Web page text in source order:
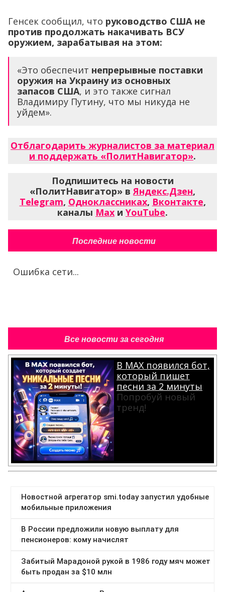
Генсек сообщил, что руководство США не
против продолжать накачивать ВСУ
оружием, зарабатывая на этом:
«Это обеспечит непрерывные поставки
оружия на Украину из основных
запасов США, и это также сигнал
Владимиру Путину, что мы никуда не
уйдем».
Отблагодарить журналистов за материал
и поддержать «ПолитНавигатор».
Подпишитесь на новости
«ПолитНавигатор» в Яндекс.Дзен,
Telegram, Одноклассниках, Вконтакте,
каналы Max и YouTube.
Последние новости
Ошибка сети...
Все новости за сегодня
В MAX появился бот,
который пишет
песни за 2 минуты
Попробуй новый
тренд!